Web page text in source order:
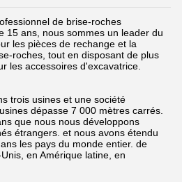
de brise-roches
15 ans, nous sommes un leader du
les pièces de rechange et la
roches, tout en disposant de plus
les accessoires d'excavatrice.
trois usines et une société
dépasse 7 000 mètres carrés.
que nous nous développons
étrangers. et nous avons étendu
les pays du monde entier. de
en Amérique latine, en